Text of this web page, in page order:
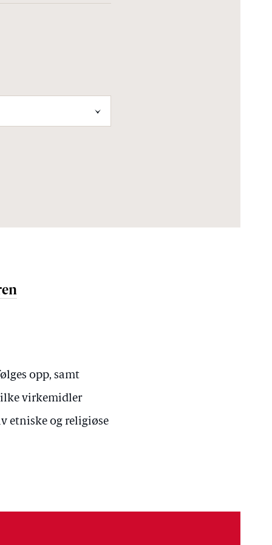
opp, samt
virkemidler
etniske og religiøse